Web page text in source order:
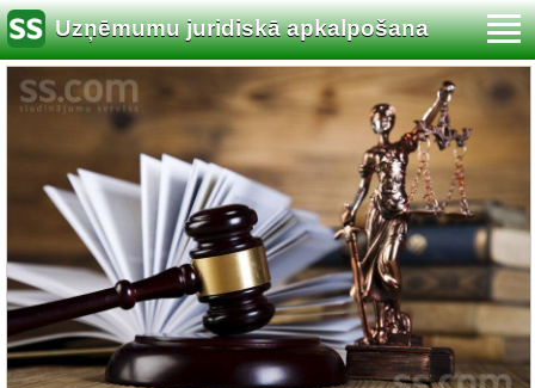
Uzņēmumu juridiskā apkalpošana